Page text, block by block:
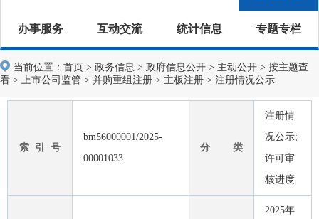
办事服务 互动交流 统计信息 专题专栏
当前位置： 首页 > 政务信息 > 政府信息公开 > 主动公开 > 按主题查
看 > 上市公司监管 > 并购重组注册 > 主板注册 > 注册情况公示
索 引 号
bm56000001/2025-
00001033
分 类
注册情
况公示;
许可审
核进度
2025年